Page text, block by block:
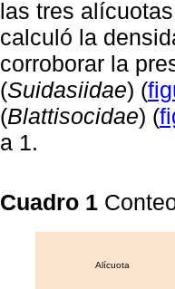
las tres
calculó la
corroborar la
(Suidasiidae) (
(Blattisocidae) (
a 1.
Cuadro 1
Alícuota